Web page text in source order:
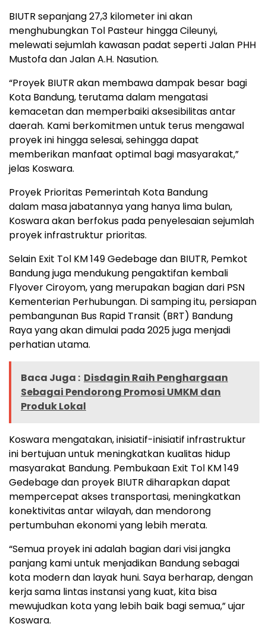
BIUTR sepanjang 27,3 kilometer ini akan
menghubungkan Tol Pasteur hingga Cileunyi,
melewati sejumlah kawasan padat seperti Jalan PHH
Mustofa dan Jalan A.H. Nasution.
“Proyek BIUTR akan membawa dampak besar bagi
Kota Bandung, terutama dalam mengatasi
kemacetan dan memperbaiki aksesibilitas antar
daerah. Kami berkomitmen untuk terus mengawal
proyek ini hingga selesai, sehingga dapat
memberikan manfaat optimal bagi masyarakat,”
jelas Koswara.
Proyek Prioritas Pemerintah Kota Bandung
dalam masa jabatannya yang hanya lima bulan,
Koswara akan berfokus pada penyelesaian sejumlah
proyek infrastruktur prioritas.
Selain Exit Tol KM 149 Gedebage dan BIUTR, Pemkot
Bandung juga mendukung pengaktifan kembali
Flyover Ciroyom, yang merupakan bagian dari PSN
Kementerian Perhubungan. Di samping itu, persiapan
pembangunan Bus Rapid Transit (BRT) Bandung
Raya yang akan dimulai pada 2025 juga menjadi
perhatian utama.
Baca Juga : Disdagin Raih Penghargaan
Sebagai Pendorong Promosi UMKM dan
Produk Lokal
Koswara mengatakan, inisiatif-inisiatif infrastruktur
ini bertujuan untuk meningkatkan kualitas hidup
masyarakat Bandung. Pembukaan Exit Tol KM 149
Gedebage dan proyek BIUTR diharapkan dapat
mempercepat akses transportasi, meningkatkan
konektivitas antar wilayah, dan mendorong
pertumbuhan ekonomi yang lebih merata.
“Semua proyek ini adalah bagian dari visi jangka
panjang kami untuk menjadikan Bandung sebagai
kota modern dan layak huni. Saya berharap, dengan
kerja sama lintas instansi yang kuat, kita bisa
mewujudkan kota yang lebih baik bagi semua,” ujar
Koswara.